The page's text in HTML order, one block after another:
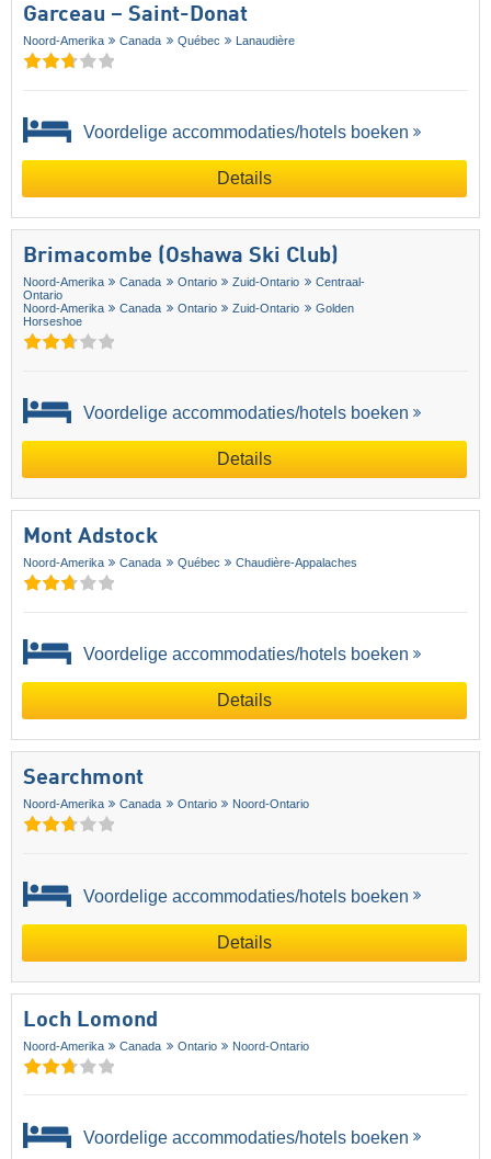
Garceau – Saint-Donat
Noord-Amerika Canada Québec Lanaudière
Voordelige accommodaties/hotels boeken
Details
Brimacombe (Oshawa Ski Club)
Noord-Amerika Canada Ontario Zuid-Ontario
Centraal-
Ontario
Noord-Amerika
Canada Ontario Zuid-Ontario
Golden
Horseshoe
Voordelige accommodaties/hotels boeken
Details
Mont Adstock
Noord-Amerika Canada Québec Chaudière-Appalaches
Voordelige accommodaties/hotels boeken
Details
Searchmont
Noord-Amerika Canada Ontario Noord-Ontario
Voordelige accommodaties/hotels boeken
Details
Loch Lomond
Noord-Amerika Canada Ontario Noord-Ontario
Voordelige accommodaties/hotels boeken